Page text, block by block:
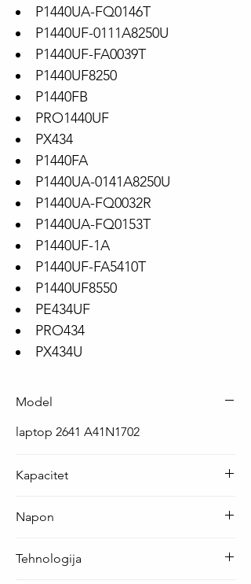
P1440UA-FQ0146T
P1440UF-0111A8250U
P1440UF-FA0039T
P1440UF8250
P1440FB
PRO1440UF
PX434
P1440FA
P1440UA-0141A8250U
P1440UA-FQ0032R
P1440UA-FQ0153T
P1440UF-1A
P1440UF-FA5410T
P1440UF8550
PE434UF
PRO434
PX434U
Model
laptop 2641 A41N1702
Kapacitet
Napon
Tehnologija